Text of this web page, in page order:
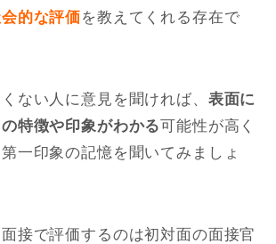
的な評価を教えてくれる存在で
ない人に意見を聞ければ、 表面に
特徴や印象がわかる可能性が高く
一印象の記憶を聞いてみましょ
接で評価するのは初対面の面接官